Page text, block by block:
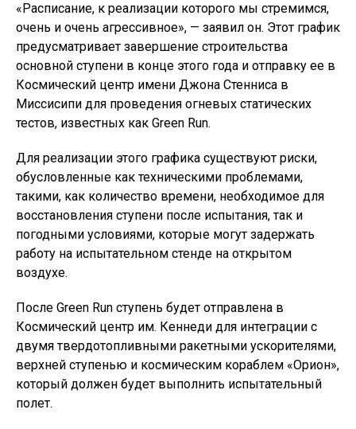
«Расписание, к реализации которого мы стремимся,
очень и очень агрессивное», — заявил он. Этот график
предусматривает завершение строительства
основной ступени в конце этого года и отправку ее в
Космический центр имени Джона Стенниса в
Миссисипи для проведения огневых статических
тестов, известных как Green Run.
Для реализации этого графика существуют риски,
обусловленные как техническими проблемами,
такими, как количество времени, необходимое для
восстановления ступени после испытания, так и
погодными условиями, которые могут задержать
работу на испытательном стенде на открытом
воздухе.
После Green Run ступень будет отправлена в
Космический центр им. Кеннеди для интеграции с
двумя твердотопливными ракетными ускорителями,
верхней ступенью и космическим кораблем «Орион»,
который должен будет выполнить испытательный
полет.